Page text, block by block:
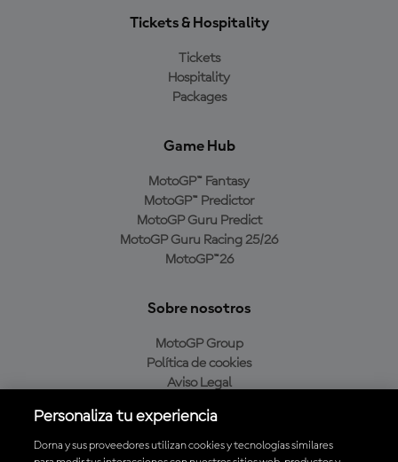
Tickets & Hospitality
Tickets
Hospitality
Packages
Game Hub
MotoGP™ Fantasy
MotoGP™ Predictor
MotoGP Guru Predict
MotoGP Guru Racing 25/26
MotoGP™26
Sobre nosotros
MotoGP Group
Política de cookies
Aviso Legal
Política de compra
Personaliza tu experiencia
Dorna y sus proveedores utilizan cookies y tecnologías similares